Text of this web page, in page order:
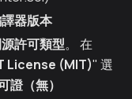
器版本
許可類型。 在
License (MIT)" 選
證（無）